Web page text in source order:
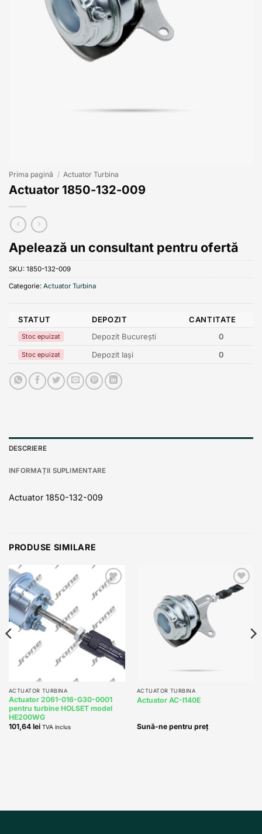
Prima pagină / Actuator Turbina
Actuator 1850-132-009
Apelează un consultant pentru ofertă
SKU: 1850-132-009
Categorie: Actuator Turbina
STATUT DEPOZIT CANTITATE
Stoc epuizat Depozit București 0
Stoc epuizat Depozit Iași 0
DESCRIERE
INFORMAȚII SUPLIMENTARE
Actuator 1850-132-009
PRODUSE SIMILARE
Add to
ACTUATOR TURBINA
Actuator 2061-016-G30-0001
pentru turbine HOLSET model
HE200WG
101,64 lei TVA inclus
Add to
wishlist
ACTUATOR TURBINA
Actuator AC-I140E
Sună-ne pentru preț